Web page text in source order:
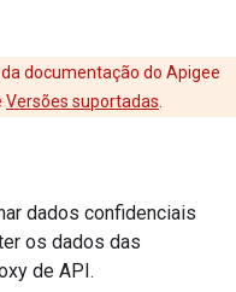
documentação do Apigee
Versões suportadas
dados confidenciais
os dados das
de API.